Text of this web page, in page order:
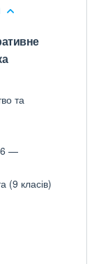
та
—
(9 класів)